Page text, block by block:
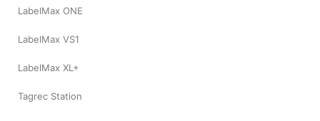
LabelMax ONE
LabelMax VS1
LabelMax XL+
Tagrec Station